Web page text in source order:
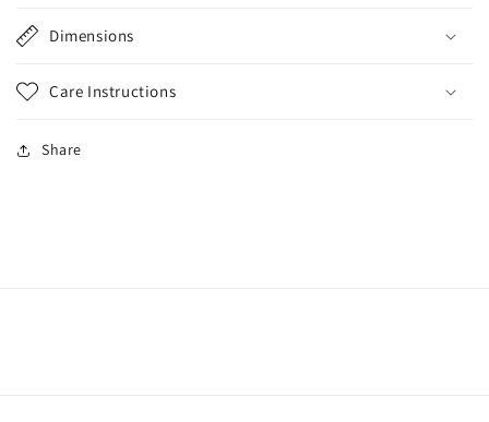
Dimensions
Care Instructions
Share